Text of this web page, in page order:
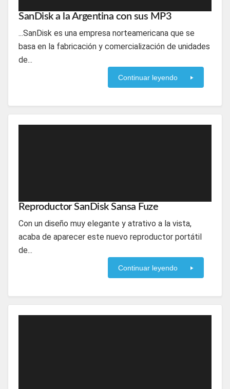
SanDisk a la Argentina con sus MP3
...SanDisk es una empresa norteamericana que se
basa en la fabricación y comercialización de unidades
de...
Continuar leyendo
Reproductor SanDisk Sansa Fuze
Con un diseño muy elegante y atrativo a la vista,
acaba de aparecer este nuevo reproductor portátil
de...
Continuar leyendo